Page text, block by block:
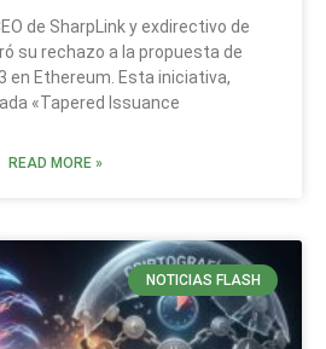
de SharpLink y exdirectivo de
su rechazo a la propuesta de
en Ethereum. Esta iniciativa,
«Tapered Issuance
READ MORE »
NOTICIAS FLASH